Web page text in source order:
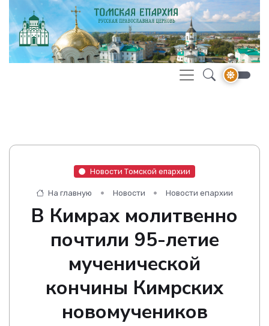
Новости Томской епархии
На главную Новости Новости епархии
В Кимрах молитвенно
почтили 95-летие
мученической
кончины Кимрских
новомучеников